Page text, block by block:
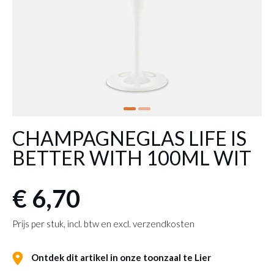
CHAMPAGNEGLAS LIFE IS
BETTER WITH 100ML WIT
€ 6,70
Prijs per stuk, incl. btw en excl. verzendkosten
Ontdek dit artikel in onze toonzaal te Lier